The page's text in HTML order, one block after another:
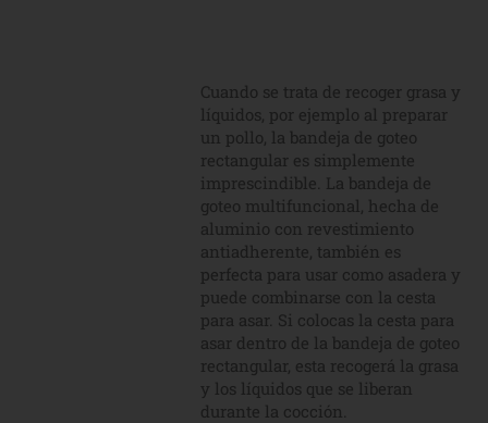
Cuando se trata de recoger grasa y
líquidos, por ejemplo al preparar
un pollo, la bandeja de goteo
rectangular es simplemente
imprescindible. La bandeja de
goteo multifuncional, hecha de
aluminio con revestimiento
antiadherente, también es
perfecta para usar como asadera y
puede combinarse con la cesta
para asar. Si colocas la cesta para
asar dentro de la bandeja de goteo
rectangular, esta recogerá la grasa
y los líquidos que se liberan
durante la cocción.